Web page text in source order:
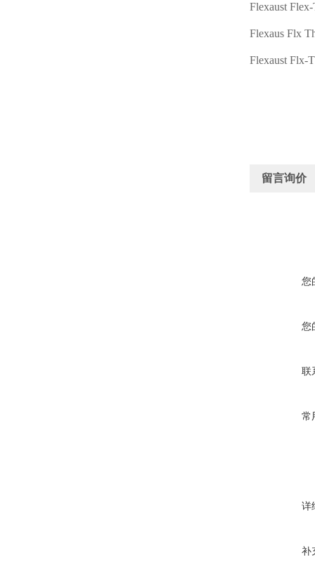
Flexaust
Flexaus Flx
Flexaust Flx-
留言询价
您
您
联
常
详
补